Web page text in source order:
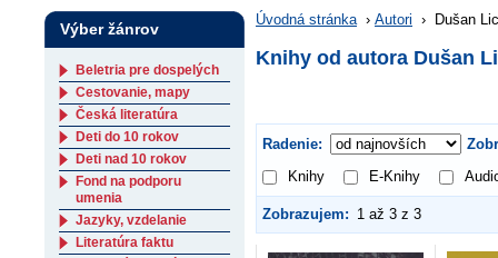
Úvodná stránka › Autori › Dušan
Knihy od autora Dušan
Radenie:
Knihy
E-Knihy
Zobrazujem: 1 až 3 z 3
Výber žánrov
Beletria pre dospelých
Cestovanie, mapy
Česká literatúra
Deti do 10 rokov
Deti nad 10 rokov
Fond na podporu
umenia
Jazyky, vzdelanie
Literatúra faktu